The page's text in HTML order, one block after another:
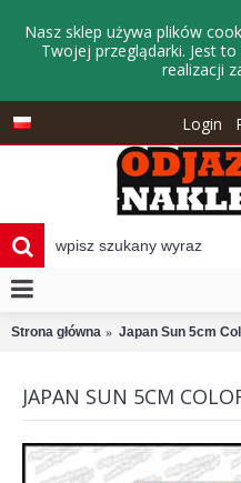
Nasz sklep używa plików
Twojej przeglądarki. Jest
realizacji
Login
Strona główna Japan Sun 5cm
JAPAN SUN 5CM